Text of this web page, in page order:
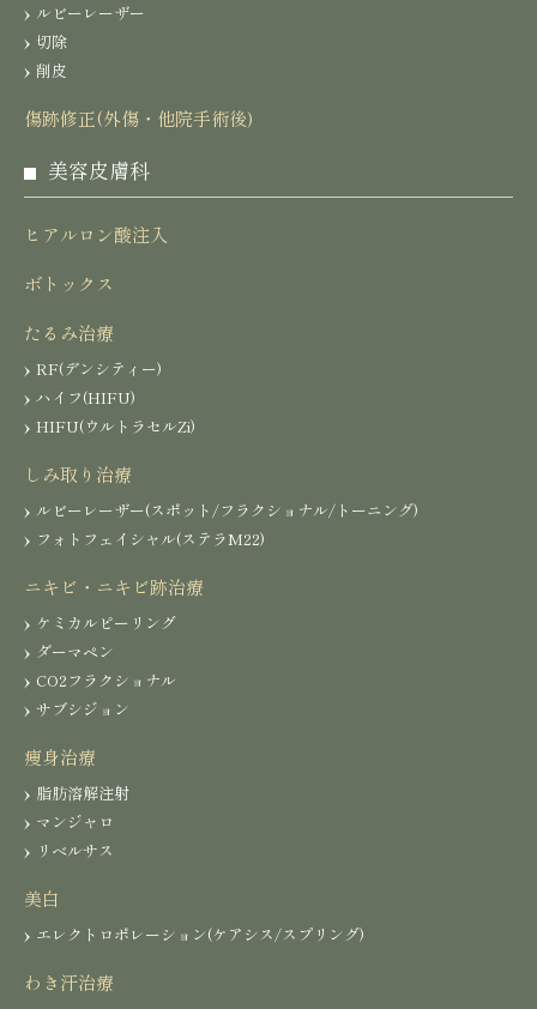
ルビーレーザー
切除
削皮
傷跡修正(外傷・他院手術後)
美容皮膚科
ヒアルロン酸注入
ボトックス
たるみ治療
RF(デンシティー)
ハイフ(HIFU)
HIFU(ウルトラセルZi)
しみ取り治療
ルビーレーザー(スポット/フラクショナル/トーニング)
フォトフェイシャル(ステラM22)
ニキビ・ニキビ跡治療
ケミカルピーリング
ダーマペン
CO2フラクショナル
サブシジョン
痩身治療
脂肪溶解注射
マンジャロ
リベルサス
美白
エレクトロポレーション(ケアシス/スプリング)
わき汗治療